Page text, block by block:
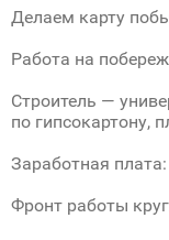
Делаем карту
Работа на
Строитель —
по гипсокартону,
Заработная
Фронт работы